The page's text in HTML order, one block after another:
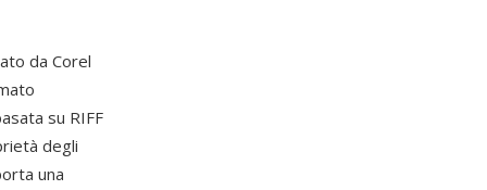
da Corel
su RIFF
degli
una